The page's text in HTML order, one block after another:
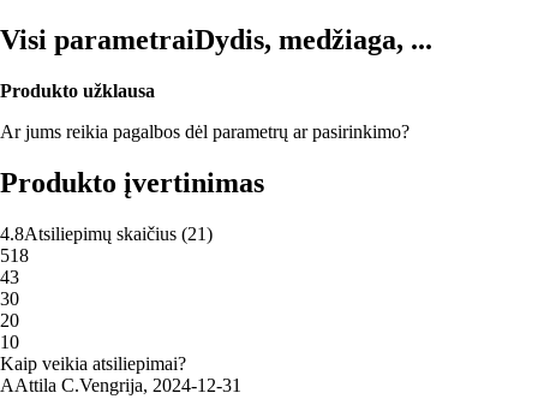
Visi parametraiDydis, medžiaga, ...
Produkto užklausa
Ar jums reikia pagalbos dėl parametrų ar pasirinkimo?
Produkto įvertinimas
4.8Atsiliepimų skaičius (21)
518
43
30
20
10
Kaip veikia atsiliepimai?
AAttila C.Vengrija, 2024‑12‑31